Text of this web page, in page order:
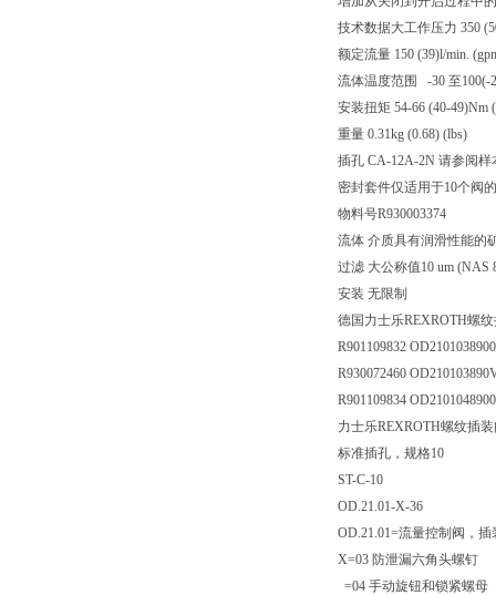
技术数据大工作压力 350
额定流量 150 (39)l/min.
流体温度范围 -30 至100(-
安装扭矩 54-66 (40-49)Nm
重量 0.31kg (0.68) (lbs)
插孔 CA-12A-2N 请参阅样
密封套件仅适用于10个阀
物料号R930003374
流体 介质具有润滑性能的
过滤 大公称值10 um (NAS
安装 无限制
德国力士乐REXROTH螺
R901109832
R930072460
R901109834
力士乐REXROTH螺纹插
标准插孔，规格10
ST-C-10
OD.21.01-X-36
OD.21.01=流量控制阀，
X=03 防泄漏六角头螺钉
=04 手动旋钮和锁紧螺母